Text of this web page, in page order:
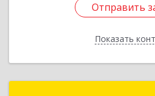
Отправить
Показать
Отправить
Назад